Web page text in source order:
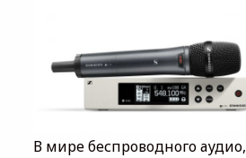
В мире беспроводного аудио,